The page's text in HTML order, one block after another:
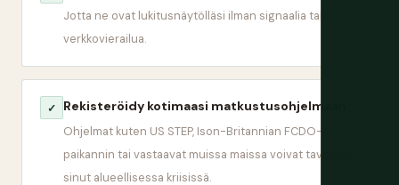
Jotta ne ovat lukitusnäytölläsi ilman signaalia tai
verkkovierailua.
✓ Rekisteröidy kotimaasi matkustusohjelmaan
Ohjelmat kuten US STEP, Ison-Britannian FCDO-
paikannin tai vastaavat muissa maissa voivat tavoittaa
sinut alueellisessa kriisissä.